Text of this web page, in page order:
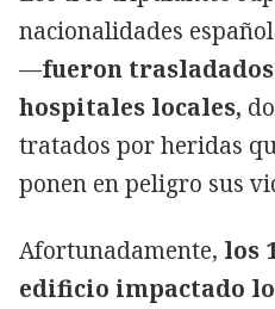
nacionalidades
—fueron
hospitales locales,
tratados por heridas
ponen en peligro sus
Afortunadamente, los
edificio impactado